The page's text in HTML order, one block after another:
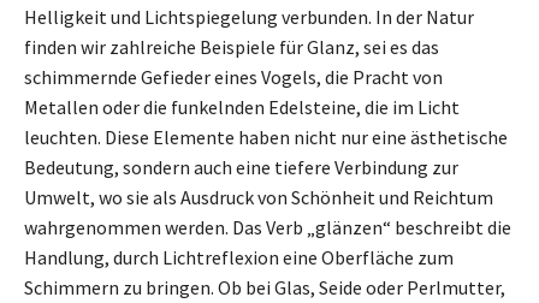
Helligkeit und Lichtspiegelung verbunden. In der Natur
finden wir zahlreiche Beispiele für Glanz, sei es das
schimmernde Gefieder eines Vogels, die Pracht von
Metallen oder die funkelnden Edelsteine, die im Licht
leuchten. Diese Elemente haben nicht nur eine ästhetische
Bedeutung, sondern auch eine tiefere Verbindung zur
Umwelt, wo sie als Ausdruck von Schönheit und Reichtum
wahrgenommen werden. Das Verb „glänzen“ beschreibt die
Handlung, durch Lichtreflexion eine Oberfläche zum
Schimmern zu bringen. Ob bei Glas, Seide oder Perlmutter,